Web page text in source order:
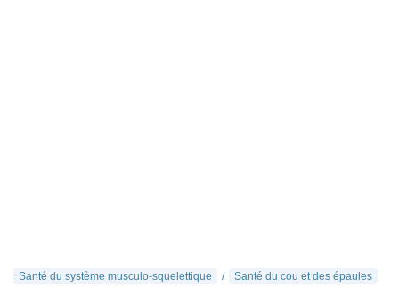
Santé du système musculo-squelettique Santé du cou et des épaules